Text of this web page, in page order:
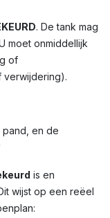
. De tank mag
moet onmiddellijk
of
verwijdering).
en de
is en
wijst op een reëel